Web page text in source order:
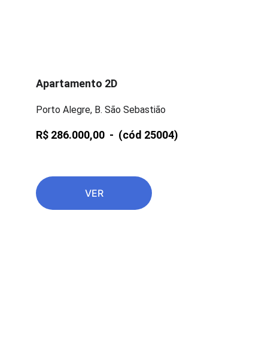
Apartamento 2D
Porto Alegre, B. São Sebastião
VER
R$ 286.000,00  - (cód 25004)